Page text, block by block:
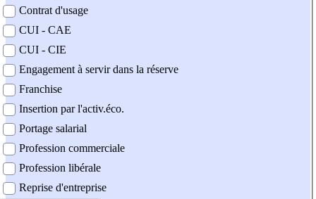
Contrat d'usage
CUI - CAE
CUI - CIE
Engagement à servir dans la réserve
Franchise
Insertion par l'activ.éco.
Portage salarial
Profession commerciale
Profession libérale
Reprise d'entreprise